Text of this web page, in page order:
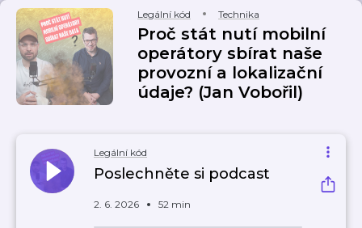
Legální kód Technika
Proč stát nutí mobilní
operátory sbírat naše
provozní a lokalizační
údaje? (Jan Vobořil)
Legální kód
Poslechněte si podcast
2. 6. 2026 52 min